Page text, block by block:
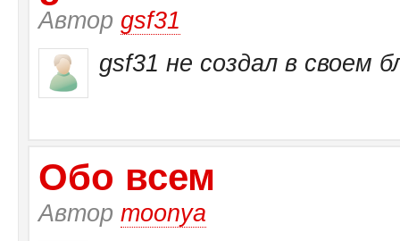
Автор gsf31
gsf31 не создал в своем
Обо всем
Автор moonya